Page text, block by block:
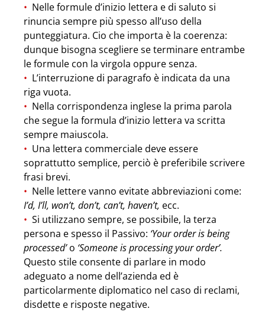
Nelle formule d’inizio lettera e di saluto si
rinuncia sempre più spesso all’uso della
punteggiatura. Cio che importa è la coerenza:
dunque bisogna scegliere se terminare entrambe
le formule con la virgola oppure senza.
L’interruzione di paragrafo è indicata da una
riga vuota.
Nella corrispondenza inglese la prima parola
che segue la formula d’inizio lettera va scritta
sempre maiuscola.
Una lettera commerciale deve essere
soprattutto semplice, perciò è preferibile scrivere
frasi brevi.
Nelle lettere vanno evitate abbreviazioni come:
I’d, I’ll, won’t, don’t, can’t, haven’t, ecc.
Si utilizzano sempre, se possibile, la terza
persona e spesso il Passivo: ‘Your order is being
processed’o ‘Someone is processing your order’.
Questo stile consente di parlare in modo
adeguato a nome dell’azienda ed è
particolarmente diplomatico nel caso di reclami,
disdette e risposte negative.